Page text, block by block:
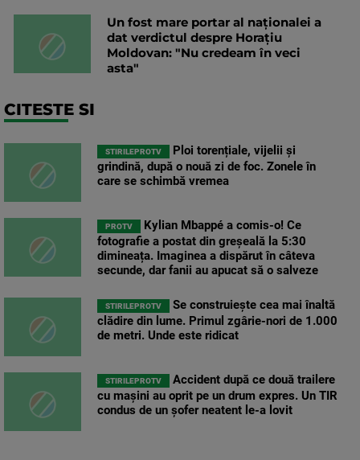
Un fost mare portar al naționalei a
dat verdictul despre Horațiu
Moldovan: "Nu credeam în veci
asta"
CITESTE SI
STIRILEPROTV
Ploi torențiale, vijelii și
grindină, după o nouă zi de foc. Zonele în
care se schimbă vremea
PROTV
Kylian Mbappé a comis-o! Ce
fotografie a postat din greșeală la 5:30
dimineața. Imaginea a dispărut în câteva
secunde, dar fanii au apucat să o salveze
STIRILEPROTV
Se construiește cea mai înaltă
clădire din lume. Primul zgârie-nori de 1.000
de metri. Unde este ridicat
STIRILEPROTV
Accident după ce două trailere
cu mașini au oprit pe un drum expres. Un TIR
condus de un șofer neatent le-a lovit